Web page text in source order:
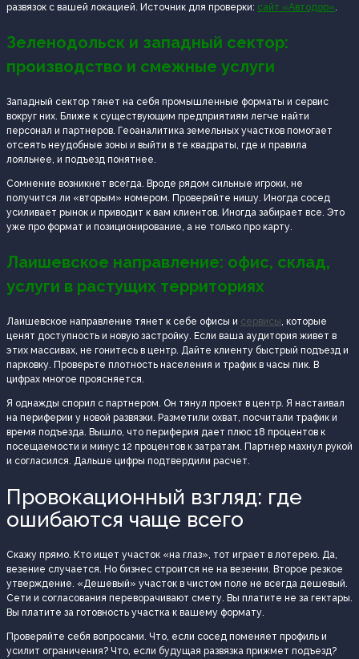
развязок с вашей локацией. Источник для проверки: сайт «Автодор».
Зеленодольск и западный сектор:
производство и смежные услуги
Западный сектор тянет на себя промышленные форматы и сервис
вокруг них. Ближе к существующим предприятиям легче найти
персонал и партнеров. Геоаналитика земельных участков помогает
отсеять неудобные зоны и выйти в те квадраты, где и правила
лояльнее, и подъезд понятнее.
Сомнение возникнет всегда. Вроде рядом сильные игроки, не
получится ли «вторым» номером. Проверяйте нишу. Иногда сосед
усиливает рынок и приводит к вам клиентов. Иногда забирает все. Это
уже про формат и позиционирование, а не только про карту.
Лаишевское направление: офис, склад,
услуги в растущих территориях
Лаишевское направление тянет к себе офисы и сервисы, которые
ценят доступность и новую застройку. Если ваша аудитория живет в
этих массивах, не гонитесь в центр. Дайте клиенту быстрый подъезд и
парковку. Проверьте плотность населения и трафик в часы пик. В
цифрах многое проясняется.
Я однажды спорил с партнером. Он тянул проект в центр. Я настаивал
на периферии у новой развязки. Разметили охват, посчитали трафик и
время подъезда. Вышло, что периферия дает плюс 18 процентов к
посещаемости и минус 12 процентов к затратам. Партнер махнул рукой
и согласился. Дальше цифры подтвердили расчет.
Провокационный взгляд: где
ошибаются чаще всего
Скажу прямо. Кто ищет участок «на глаз», тот играет в лотерею. Да,
везение случается. Но бизнес строится не на везении. Второе резкое
утверждение. «Дешевый» участок в чистом поле не всегда дешевый.
Сети и согласования переворачивают смету. Вы платите не за гектары.
Вы платите за готовность участка к вашему формату.
Проверяйте себя вопросами. Что, если сосед поменяет профиль и
усилит ограничения? Что, если будущая развязка прижмет подъезд?